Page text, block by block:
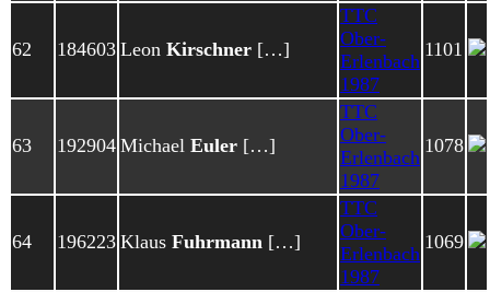
62 184603 Leon Kirschner […]
TTC
Ober-
Erlenbach
1987
1101
63 192904 Michael Euler […]
TTC
Ober-
Erlenbach
1987
1078
64 196223 Klaus Fuhrmann […]
TTC
Ober-
Erlenbach
1987
1069